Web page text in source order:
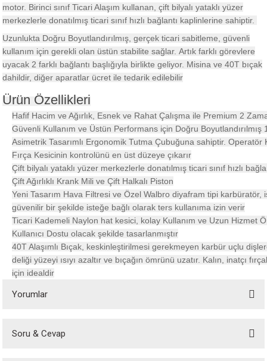
Makinesi
motor. Birinci sınıf Ticari Alaşım kullanan, çift bilyalı yataklı yüzer
merkezlerle donatılmış ticari sınıf hızlı bağlantı kaplinlerine sahiptir.
Uzunlukta Doğru Boyutlandırılmış, gerçek ticari sabitleme, güvenli
kullanım için gerekli olan üstün stabilite sağlar. Artık farklı görevlere
uyacak 2 farklı bağlantı başlığıyla birlikte geliyor. Misina ve 40T bıçak
dahildir, diğer aparatlar ücret ile tedarik edilebilir
Ürün Özellikleri
Hafif Hacim ve Ağırlık, Esnek ve Rahat Çalışma ile Premium 2
Güvenli Kullanım ve Üstün Performans için Doğru Boyutlandırılmış
Asimetrik Tasarımlı Ergonomik Tutma Çubuğuna sahiptir. Operatör
Fırça Kesicinin kontrolünü en üst düzeye çıkarır
Çift bilyalı yataklı yüzer merkezlerle donatılmış ticari sınıf hızlı
Çift Ağırlıklı Krank Mili ve Çift Halkalı Piston
Yeni Tasarım Hava Filtresi ve Özel Walbro diyafram tipi karbüratör,
güvenilir bir şekilde isteğe bağlı olarak ters kullanıma izin verir
Ticari Kademeli Naylon hat kesici, kolay Kullanım ve Uzun Hizmet
Kullanıcı Dostu olacak şekilde tasarlanmıştır
40T Alaşımlı Bıçak, keskinleştirilmesi gerekmeyen karbür uçlu
deliği yüzeyi ısıyı azaltır ve bıçağın ömrünü uzatır. Kalın, inatçı
için idealdir
Yorumlar
Soru & Cevap